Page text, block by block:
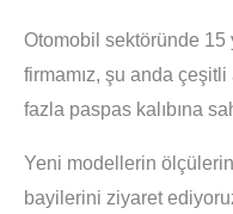
Otomobil sektöründe 15
firmamız, şu anda
fazla paspas kalıbına
Yeni modellerin
bayilerini ziyaret